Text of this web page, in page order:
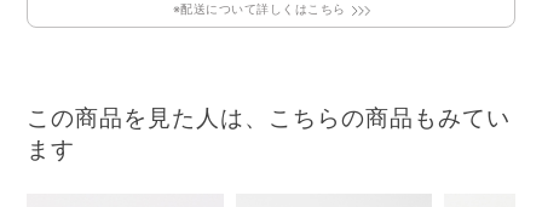
※配送について詳しくはこちら
この商品を見た人は、こちらの商品もみてい
ます